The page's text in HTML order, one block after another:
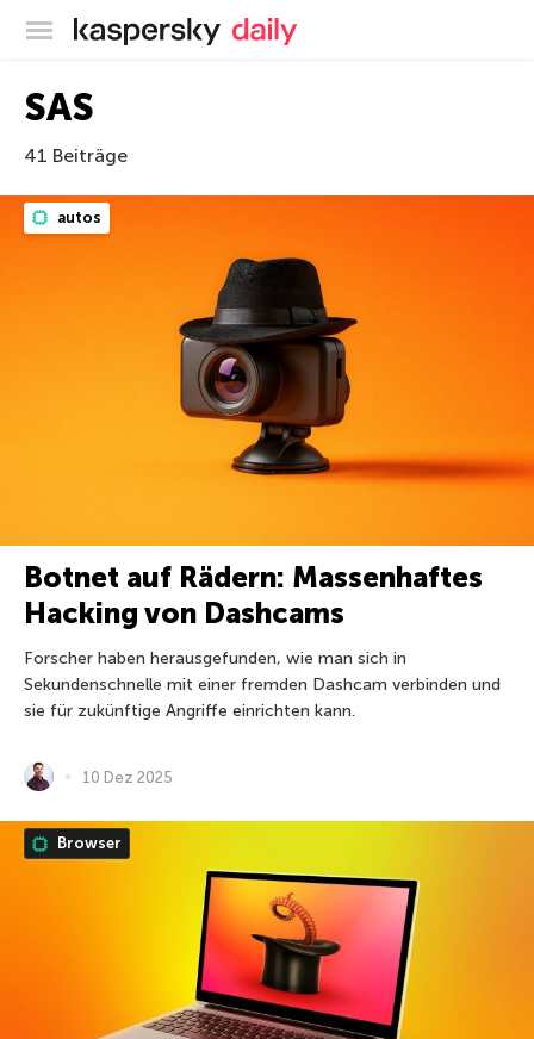
Offizieller Blog von Kaspersky
SAS
41 Beiträge
autos
Botnet auf Rädern: Massenhaftes
Hacking von Dashcams
Forscher haben herausgefunden, wie man sich in
Sekundenschnelle mit einer fremden Dashcam verbinden und
sie für zukünftige Angriffe einrichten kann.
10 Dez 2025
Browser